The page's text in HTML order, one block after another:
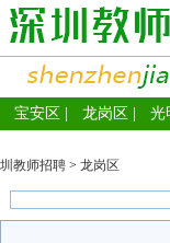
宝安区 龙岗区 光
圳教师招聘 > 龙岗区